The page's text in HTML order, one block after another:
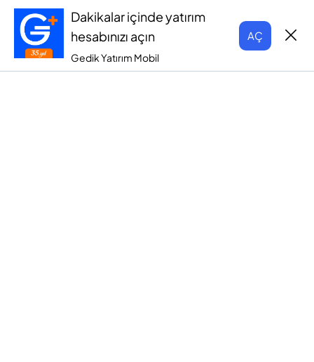
Dakikalar içinde yatırım
hesabınızı açın
Gedik Yatırım Mobil
AÇ